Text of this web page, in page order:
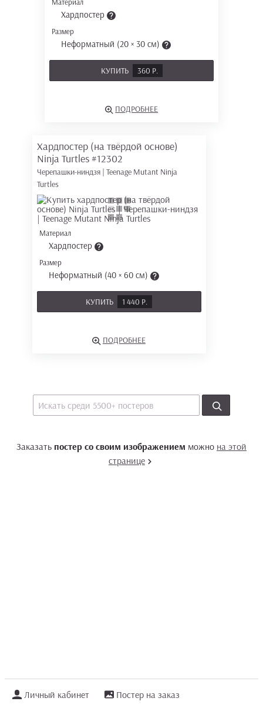
Хардпостер
Размер
Неформатный (20 × 30 см)
КУПИТЬ 360 Р.
ПОДРОБНЕЕ
Хардпостер (на твёрдой основе)
Ninja Turtles #12302
Черепашки-ниндзя | Teenage Mutant Ninja
Turtles
Материал
Хардпостер
Размер
Неформатный (40 × 60 см)
КУПИТЬ 1 440 Р.
ПОДРОБНЕЕ
Заказать постер со своим изображением можно на этой
странице
Личный кабинет Постер на заказ